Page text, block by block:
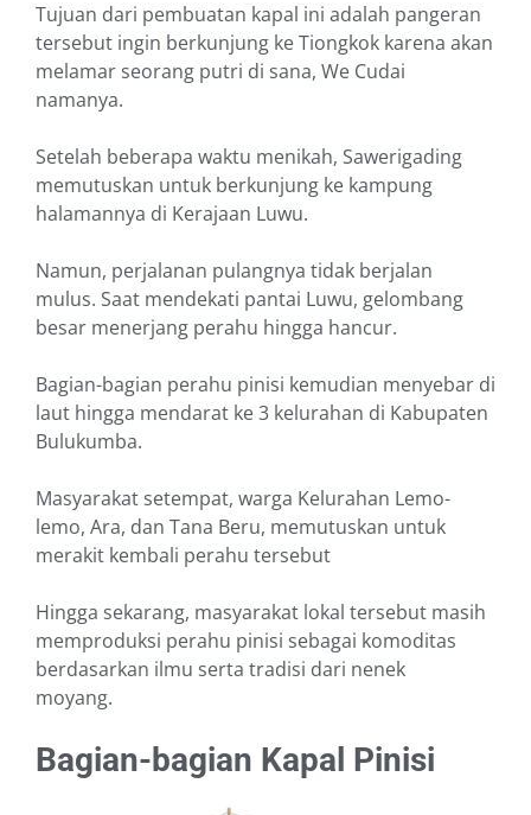
Tujuan dari pembuatan kapal ini adalah pangeran
tersebut ingin berkunjung ke Tiongkok karena akan
melamar seorang putri di sana, We Cudai
namanya.
Setelah beberapa waktu menikah, Sawerigading
memutuskan untuk berkunjung ke kampung
halamannya di Kerajaan Luwu.
Namun, perjalanan pulangnya tidak berjalan
mulus. Saat mendekati pantai Luwu, gelombang
besar menerjang perahu hingga hancur.
Bagian-bagian perahu pinisi kemudian menyebar di
laut hingga mendarat ke 3 kelurahan di Kabupaten
Bulukumba.
Masyarakat setempat, warga Kelurahan Lemo-
lemo, Ara, dan Tana Beru, memutuskan untuk
merakit kembali perahu tersebut
Hingga sekarang, masyarakat lokal tersebut masih
memproduksi perahu pinisi sebagai komoditas
berdasarkan ilmu serta tradisi dari nenek
moyang.
Bagian-bagian Kapal Pinisi